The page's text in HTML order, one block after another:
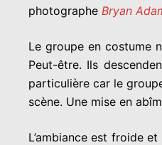
photographe Bryan
Le groupe en costume
Peut-être. Ils
particulière car le
scène. Une mise en
L’ambiance est froide